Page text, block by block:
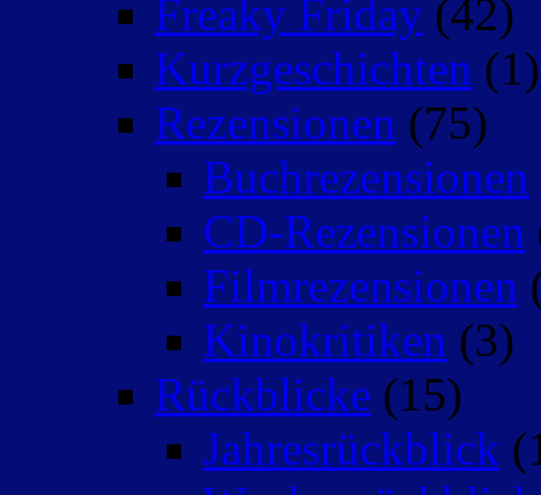
Freaky Friday (42)
Kurzgeschichten (1)
Rezensionen (75)
Buchrezensionen
CD-Rezensionen
Filmrezensionen
Kinokritiken (3)
Rückblicke (15)
Jahresrückblick